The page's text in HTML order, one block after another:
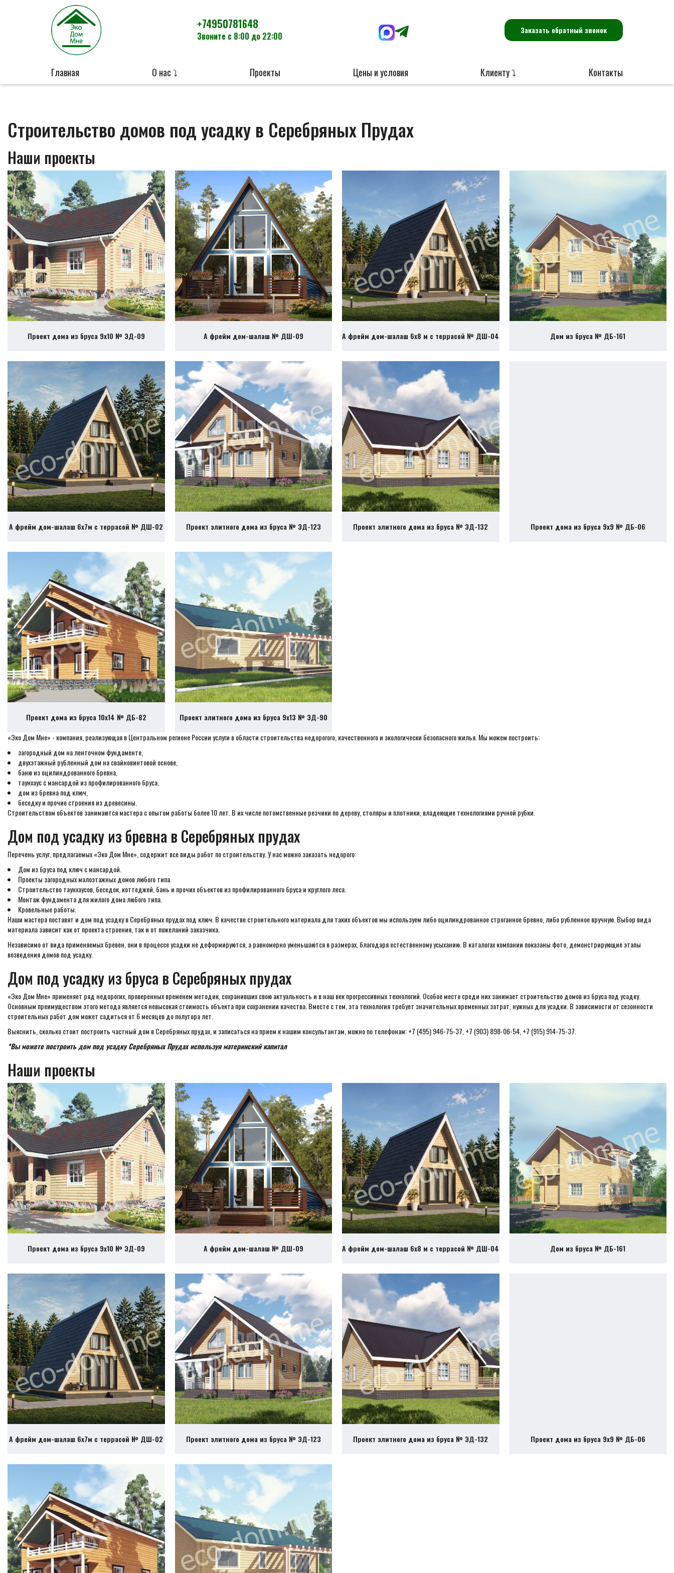
+74950781648
Звоните с 8:00 до 22:00
Заказать обратный звонок
Главная О нас ⤵ Проекты Цены и условия Клиенту ⤵ Контакты
Строительство домов под усадку в Серебряных Прудах
Наши проекты
Проект дома из бруса 9х10 № ЭД-09 А фрейм дом-шалаш № ДШ-09 А фрейм дом-шалаш 6х8 м с террасой № ДШ-04 Дом из бруса № ДБ-161
А фрейм дом-шалаш 6х7м с террасой № ДШ-02 Проект элитного дома из бруса № ЭД-123 Проект элитного дома из бруса № ЭД-132 Проект дома из бруса 9х9 № ДБ-06
Проект дома из бруса 10х14 № ДБ-82
Проект элитного дома из бруса 9х13 № ЭД-90
«Эко Дом Мне» - компания, реализующая в Центральном регионе России услуги в области строительства недорогого, качественного и экологически безопасного жилья. Мы можем построить:
загородный дом на ленточном фундаменте,
двухэтажный рубленный дом на свайновинтовой основе,
баню из оцилиндрованного бревна,
таунхаус с мансардой из профилированного бруса,
дом из бревна под ключ,
беседку и прочие строения из древесины.
Строительством объектов занимаются мастера с опытом работы более 10 лет. В их числе потомственные резчики по дереву, столяры и плотники, владеющие технологиями ручной рубки.
Дом под усадку из бревна в Серебряных прудах
Перечень услуг, предлагаемых «Эко Дом Мне», содержит все виды работ по строительству. У нас можно заказать недорого:
Дом из бруса под ключ с мансардой.
Проекты загородных малоэтажных домов любого типа.
Строительство таунхаусов, беседок, коттеджей, бань и прочих объектов из профилированного бруса и круглого леса.
Монтаж фундамента для жилого дома любого типа.
Кровельные работы.
Наши мастера поставят и дом под усадку в Серебряных прудах под ключ. В качестве строительного материала для таких объектов мы используем либо оцилиндрованное строганное бревно, либо рубленное вручную. Выбор вида
материала зависит как от проекта строения, так и от пожеланий заказчика.
Независимо от вида применяемых бревен, они в процессе усадки не деформируются, а равномерно уменьшаются в размерах, благодаря естественному усыханию. В каталогах компании показаны фото, демонстрирующие этапы
возведения домов под усадку.
Дом под усадку из бруса в Серебряных прудах
«Эко Дом Мне» применяет ряд недорогих, проверенных временем методик, сохранивших свою актуальность и в наш век прогрессивных технологий. Особое место среди них занимает строительство домов из бруса под усадку.
Основным преимуществом этого метода является невысокая стоимость объекта при сохранении качества. Вместе с тем, эта технология требует значительных временных затрат, нужных для усадки. В зависимости от сезонности
строительных работ дом может садиться от 6 месяцев до полутора лет.
Выяснить, сколько стоит построить частный дом в Серебряных прудах, и записаться на прием к нашим консультантам, можно по телефонам: +7 (495) 946-75-37, +7 (903) 898-06-54, +7 (915) 914-75-37.
*Вы можете построить дом под усадку Серебряных Прудах используя материнский капитал
Наши проекты
Проект дома из бруса 9х10 № ЭД-09 А фрейм дом-шалаш № ДШ-09 А фрейм дом-шалаш 6х8 м с террасой № ДШ-04 Дом из бруса № ДБ-161
А фрейм дом-шалаш 6х7м с террасой № ДШ-02 Проект элитного дома из бруса № ЭД-123 Проект элитного дома из бруса № ЭД-132 Проект дома из бруса 9х9 № ДБ-06